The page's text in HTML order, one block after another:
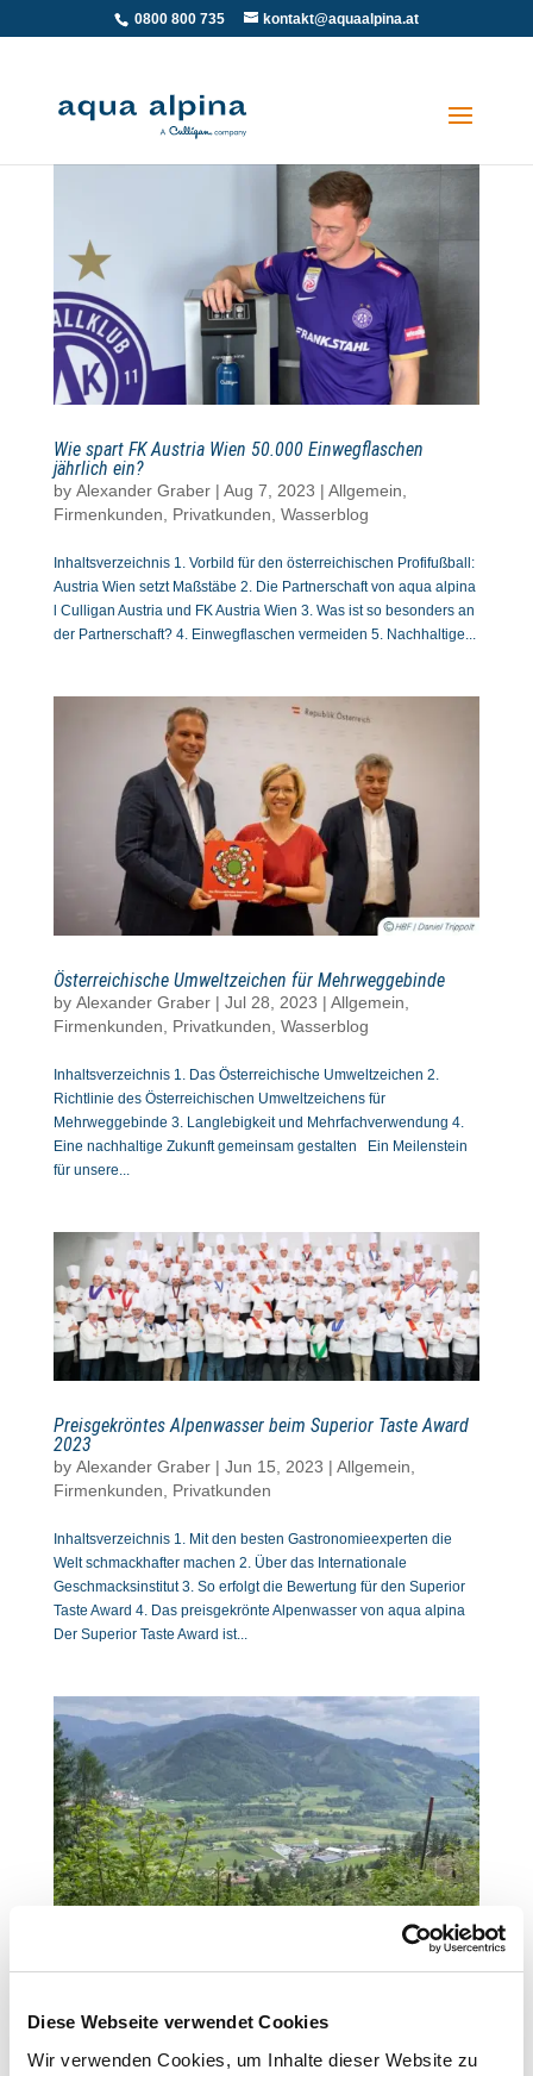
Diese Webseite verwendet Cookies
Wir verwenden Cookies, um Inhalte dieser Website zu
0800 800 735 kontakt@aquaalpina.at
Wie spart FK Austria Wien 50.000 Einwegflaschen
jährlich ein?
by Alexander Graber| Aug 7, 2023 | Allgemein
Firmenkunden
Privatkunden Wasserblog
Inhaltsverzeichnis 1. Vorbild für den österreichischen Profifußball:
Austria Wien setzt Maßstäbe 2. Die Partnerschaft von aqua alpina
l Culligan Austria und FK Austria Wien 3. Was ist so besonders an
der Partnerschaft? 4. Einwegflaschen vermeiden 5. Nachhaltige...
Österreichische Umweltzeichen für Mehrweggebinde
by Alexander Graber| Jul 28, 2023 | Allgemein
Firmenkunden
Privatkunden Wasserblog
Inhaltsverzeichnis 1. Das Österreichische Umweltzeichen 2.
Richtlinie des Österreichischen Umweltzeichens für
Mehrweggebinde 3. Langlebigkeit und Mehrfachverwendung 4.
Eine nachhaltige Zukunft gemeinsam gestalten Ein Meilenstein
für unsere...
Preisgekröntes Alpenwasser beim Superior Taste Award
2023
by Alexander Graber| Jun 15, 2023 | Allgemein
Firmenkunden
Privatkunden
Inhaltsverzeichnis 1. Mit den besten Gastronomieexperten die
Welt schmackhafter machen 2. Über das Internationale
Geschmacksinstitut 3. So erfolgt die Bewertung für den Superior
Taste Award 4. Das preisgekrönte Alpenwasser von aqua alpina
Der Superior Taste Award ist...
Firmenkunden ,Privatkunden